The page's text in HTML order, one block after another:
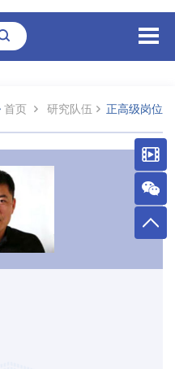
首页 研究队伍 正高级岗位